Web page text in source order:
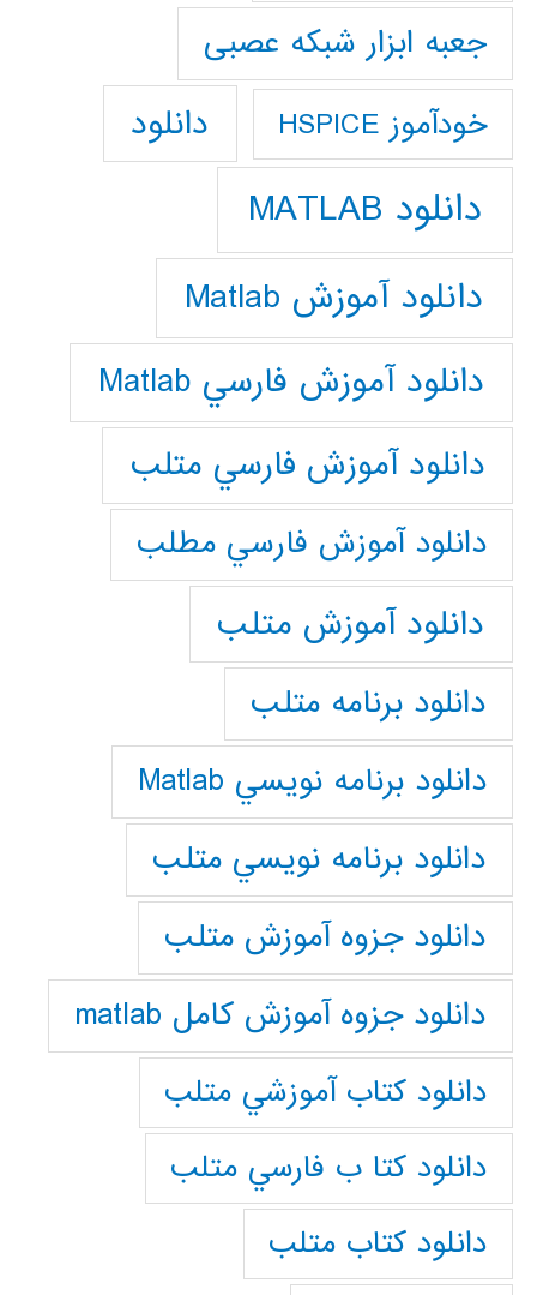
جعبه ابزار شبکه عصبی
خودآموز HSPICE دانلود
دانلود MATLAB
دانلود آموزش Matlab
دانلود آموزش فارسي Matlab
دانلود آموزش فارسي متلب
دانلود آموزش فارسي مطلب
دانلود آموزش متلب
دانلود برنامه متلب
دانلود برنامه نويسي Matlab
دانلود برنامه نويسي متلب
دانلود جزوه آموزش متلب
دانلود جزوه آموزش کامل matlab
دانلود كتاب آموزشي متلب
دانلود كتا ب فارسي متلب
دانلود كتاب متلب